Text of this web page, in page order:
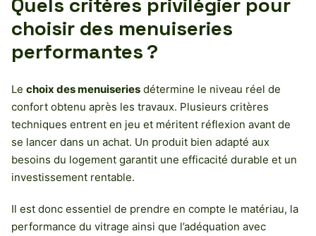
choisir des menuiseries
performantes ?
Le choix des menuiseries détermine le niveau réel de
confort obtenu après les travaux. Plusieurs critères
techniques entrent en jeu et méritent réflexion avant de
se lancer dans un achat. Un produit bien adapté aux
besoins du logement garantit une efficacité durable et un
investissement rentable.
Il est donc essentiel de prendre en compte le matériau, la
performance du vitrage ainsi que l’adéquation avec